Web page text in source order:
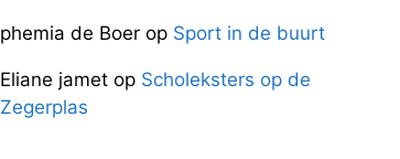
phemia de Boerop Sport in de buurt
Eliane jametop Scholeksters op de
Zegerplas